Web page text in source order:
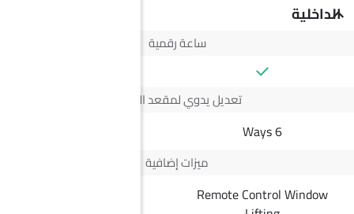
الداخلية
ساعة رقمية
تعديل يدوي لمقعد السائق
6 Ways
ميزات إضافية
Remote Control Window